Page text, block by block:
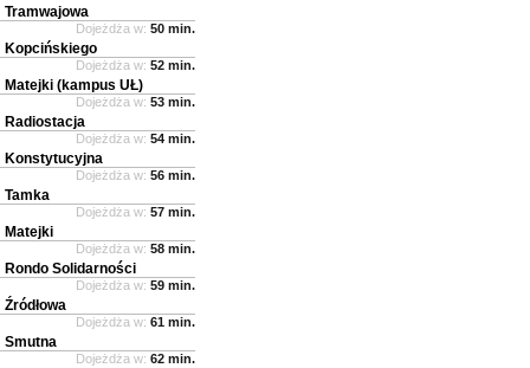
Tramwajowa
Dojeżdża w: 50 min.
Kopcińskiego
Dojeżdża w: 52 min.
Matejki (kampus UŁ)
Dojeżdża w: 53 min.
Radiostacja
Dojeżdża w: 54 min.
Konstytucyjna
Dojeżdża w: 56 min.
Tamka
Dojeżdża w: 57 min.
Matejki
Dojeżdża w: 58 min.
Rondo Solidarności
Dojeżdża w: 59 min.
Źródłowa
Dojeżdża w: 61 min.
Smutna
Dojeżdża w: 62 min.